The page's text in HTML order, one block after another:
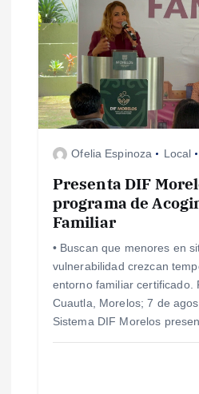
Ofelia Espinoza Local
Presenta DIF
programa de
Familiar
• Buscan que menores en
vulnerabilidad crezcan
entorno familiar certificado.
Cuautla, Morelos; 7 de
Sistema DIF Morelos